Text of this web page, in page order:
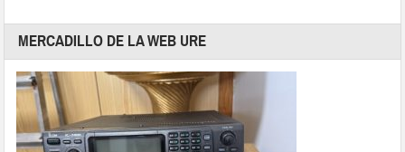
MERCADILLO DE LA WEB URE